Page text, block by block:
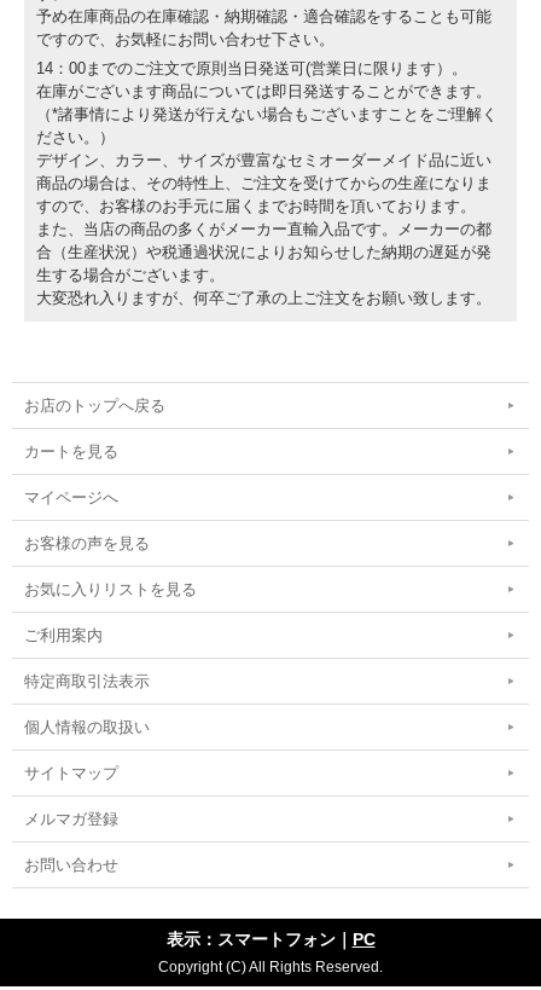
予め在庫商品の在庫確認・納期確認・適合確認をすることも可能
ですので、お気軽にお問い合わせ下さい。
14：00までのご注文で原則当日発送可(営業日に限ります）。
在庫がございます商品については即日発送することができます。
（*諸事情により発送が行えない場合もございますことをご理解く
ださい。）
デザイン、カラー、サイズが豊富なセミオーダーメイド品に近い
商品の場合は、その特性上、ご注文を受けてからの生産になりま
すので、お客様のお手元に届くまでお時間を頂いております。
また、当店の商品の多くがメーカー直輸入品です。メーカーの都
合（生産状況）や税通過状況によりお知らせした納期の遅延が発
生する場合がございます。
大変恐れ入りますが、何卒ご了承の上ご注文をお願い致します。
お店のトップへ戻る
カートを見る
マイページへ
お客様の声を見る
お気に入りリストを見る
ご利用案内
特定商取引法表示
個人情報の取扱い
サイトマップ
メルマガ登録
お問い合わせ
表示：スマートフォン｜ PC
Copyright (C) All Rights Reserved.